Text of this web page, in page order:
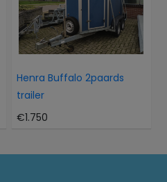
Henra Buffalo 2paards
trailer
€1.750